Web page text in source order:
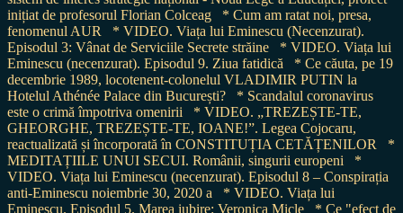
inițiat de profesorul Florian Colceag
* Cum am ratat noi, presa,
fenomenul AUR
* VIDEO. Viața lui Eminescu (Necenzurat).
Episodul 3: Vânat de Serviciile Secrete străine
* VIDEO. Viața lui
Eminescu (necenzurat). Episodul 9. Ziua fatidică
* Ce căuta, pe 19
decembrie 1989, locotenent-colonelul VLADIMIR PUTIN la
Hotelul Athénée Palace din București?
* Scandalul coronavirus
este o crimă împotriva omenirii
* VIDEO. „TREZEȘTE-TE,
GHEORGHE, TREZEȘTE-TE, IOANE!”. Legea Cojocaru,
reactualizată și încorporată în CONSTITUȚIA CETĂȚENILOR
*
MEDITAȚIILE UNUI SECUI. Românii, singurii europeni
*
VIDEO. Viața lui Eminescu (necenzurat). Episodul 8 – Conspirația
anti-Eminescu noiembrie 30, 2020 a
* VIDEO. Viața lui
Eminescu. Episodul 5. Marea iubire: Veronica Micle
* Ce "efect de